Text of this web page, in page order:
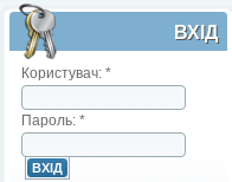
ВХІД
Користувач: *
Пароль: *